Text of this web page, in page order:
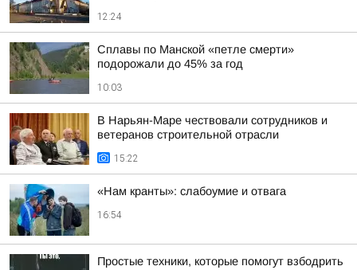
12:24
Сплавы по Манской «петле смерти»
подорожали до 45% за год
10:03
В Нарьян-Маре чествовали сотрудников и
ветеранов строительной отрасли
15:22
«Нам кранты»: слабоумие и отвага
16:54
Простые техники, которые помогут взбодрить